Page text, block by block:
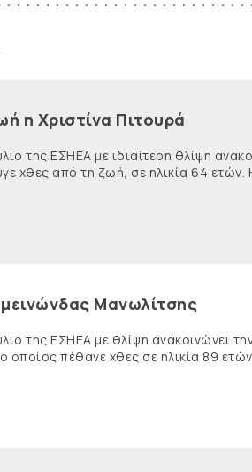
η Χριστίνα Πιτουρά
της ΕΣΗΕΑ με ιδιαίτερη θλίψη
χθες από τη ζωή, σε ηλικία 64
Μανωλίτσης
της ΕΣΗΕΑ με θλίψη ανακοινώνει
πέθανε χθες σε ηλικία 89